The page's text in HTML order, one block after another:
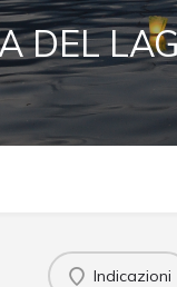
DEL
Indicazioni